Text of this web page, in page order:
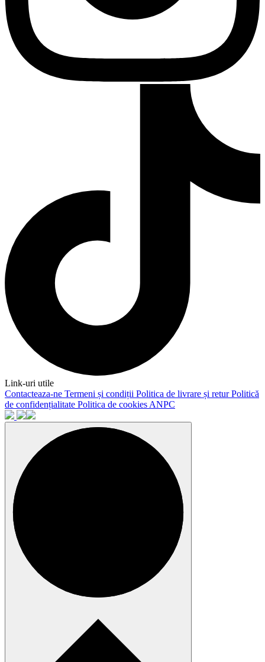
Link-uri utile
Contacteaza-ne Termeni și condiții Politica de livrare și returPolitică
de confidențialitate Politica de cookies ANPC